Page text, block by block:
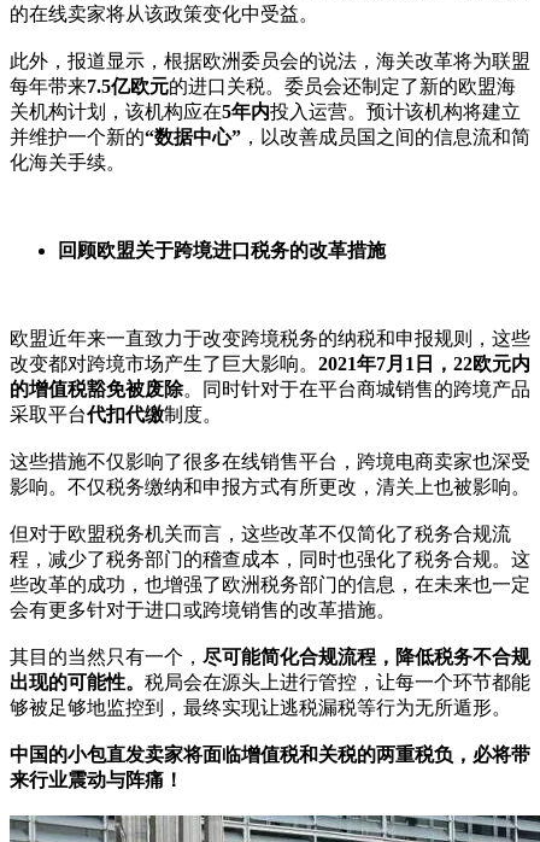
的在线卖家将从该政策变化中受益。
此外，报道显示，根据欧洲委员会的说法，海关改革将为联盟
每年带来7.5亿欧元的进口关税。委员会还制定了新的欧盟海
关机构计划，该机构应在5年内投入运营。预计该机构将建立
并维护一个新的“数据中心” ，以改善成员国之间的信息流和简
化海关手续。
回顾欧盟关于跨境进口税务的改革措施
欧盟近年来一直致力于改变跨境税务的纳税和申报规则，这些
改变都对跨境市场产生了巨大影响。 2021年7月1日，22欧元内
的增值税豁免被废除。同时针对于在平台商城销售的跨境产品
采取平台代扣代缴制度。
这些措施不仅影响了很多在线销售平台，跨境电商卖家也深受
影响。不仅税务缴纳和申报方式有所更改，清关上也被影响。
但对于欧盟税务机关而言，这些改革不仅简化了税务合规流
程，减少了税务部门的稽查成本，同时也强化了税务合规。这
些改革的成功，也增强了欧洲税务部门的信息，在未来也一定
会有更多针对于进口或跨境销售的改革措施。
其目的当然只有一个， 尽可能简化合规流程，降低税务不合规
出现的可能性。 税局会在源头上进行管控，让每一个环节都能
够被足够地监控到，最终实现让逃税漏税等行为无所遁形。
中国的小包直发卖家将面临增值税和关税的两重税负，必将带
来行业震动与阵痛！